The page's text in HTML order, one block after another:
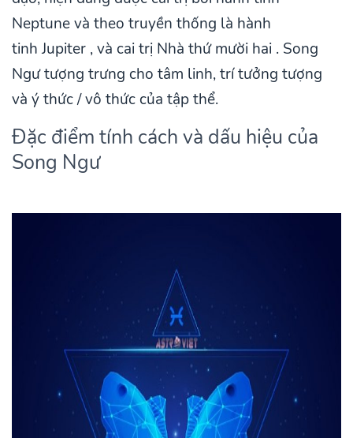
Neptune và theo truyền thống là hành
tinh Jupiter , và cai trị Nhà thứ mười hai . Song
Ngư tượng trưng cho tâm linh, trí tưởng tượng
và ý thức / vô thức của tập thể.
Đặc điểm tính cách và dấu hiệu của
Song Ngư